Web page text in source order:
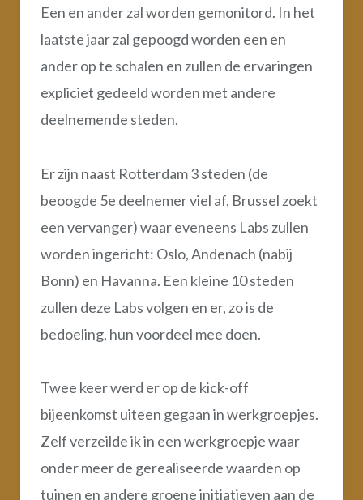
Een en ander zal worden gemonitord. In het
laatste jaar zal gepoogd worden een en
ander op te schalen en zullen de ervaringen
expliciet gedeeld worden met andere
deelnemende steden.
Er zijn naast Rotterdam 3 steden (de
beoogde 5e deelnemer viel af, Brussel zoekt
een vervanger) waar eveneens Labs zullen
worden ingericht: Oslo, Andenach (nabij
Bonn) en Havanna. Een kleine 10 steden
zullen deze Labs volgen en er, zo is de
bedoeling, hun voordeel mee doen.
Twee keer werd er op de kick-off
bijeenkomst uiteen gegaan in werkgroepjes.
Zelf verzeilde ik in een werkgroepje waar
onder meer de gerealiseerde waarden op
tuinen en andere groene initiatieven aan de